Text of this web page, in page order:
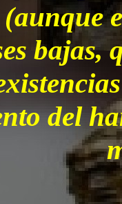
bajas,
del